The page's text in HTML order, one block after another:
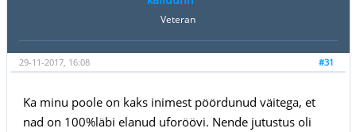
Veteran
#31
29-11-2017, 16:08
Ka minu poole on kaks inimest pöördunud väitega, et
nad on 100%läbi elanud uforöövi. Nende jutustus oli